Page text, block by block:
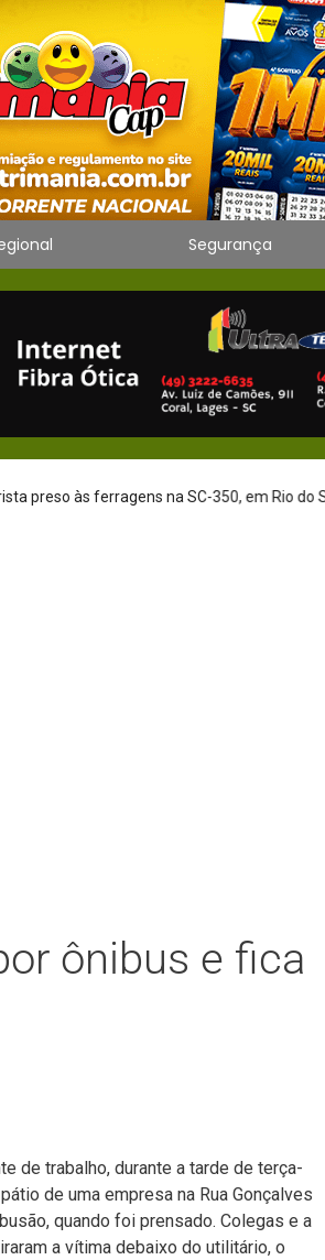
Segurança
às ferragens na SC-350, em Rio do Sul
ônibus e fica
de trabalho, durante a tarde de terça-
de uma empresa na Rua Gonçalves
quando foi prensado. Colegas e a
a vítima debaixo do utilitário, o